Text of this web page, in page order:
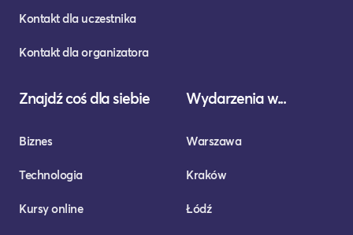
Kontakt dla uczestnika
Kontakt dla organizatora
Znajdź coś dla siebie
Biznes
Technologia
Kursy online
Wydarzenia w...
Warszawa
Kraków
Łódź